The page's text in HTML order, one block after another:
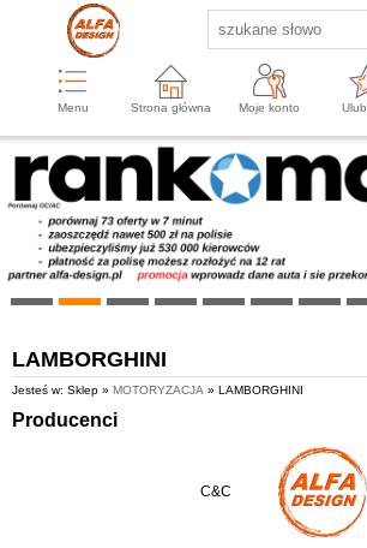
Menu Strona główna Moje konto
LAMBORGHINI
Jesteś w: Sklep » MOTORYZACJA » LAMBORGHINI
Producenci
C&C